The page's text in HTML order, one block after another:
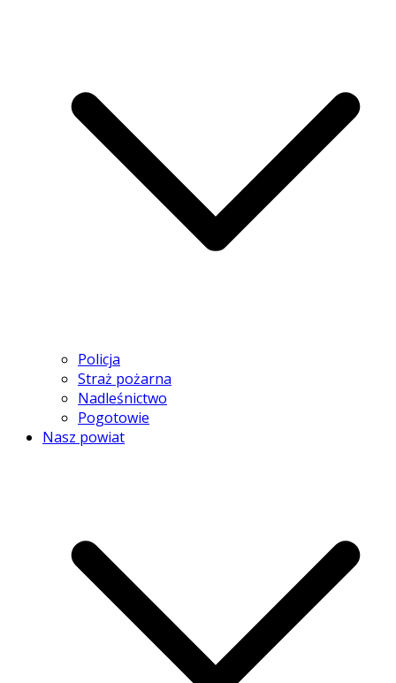
Policja
Straż pożarna
Nadleśnictwo
Pogotowie
Nasz powiat